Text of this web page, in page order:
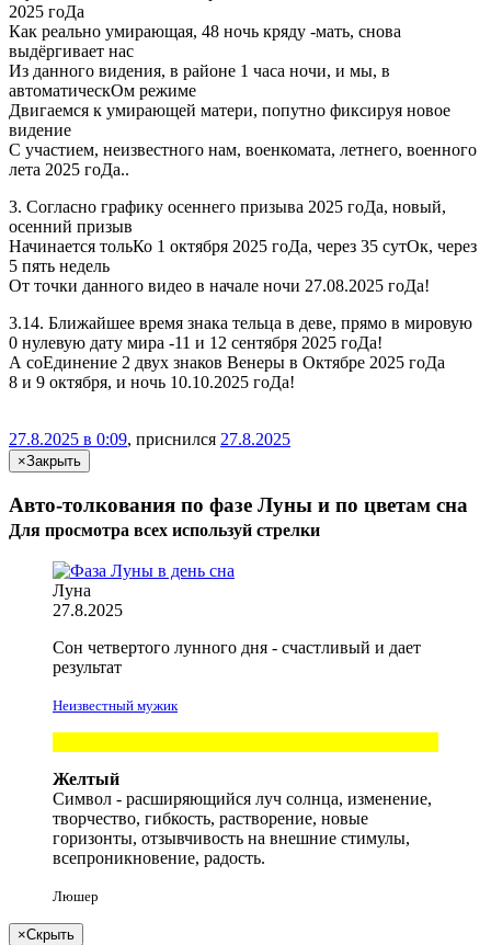
2025 гоДа
Как реально умирающая, 48 ночь кряду -мать, снова
выдёргивает нас
Из данного видения, в районе 1 часа ночи, и мы, в
автоматическОм режиме
Двигаемся к умирающей матери, попутно фиксируя новое
видение
С участием, неизвестного нам, военкомата, летнего, военного
лета 2025 гоДа..
3. Согласно графику осеннего призыва 2025 гоДа, новый,
осенний призыв
Начинается тольКо 1 октября 2025 гоДа, через 35 сутОк, через
5 пять недель
От точки данного видео в начале ночи 27.08.2025 гоДа!
3.14. Ближайшее время знака тельца в деве, прямо в мировую
0 нулевую дату мира -11 и 12 сентября 2025 гоДа!
А соЕдинение 2 двух знаков Венеры в Октябре 2025 гоДа
8 и 9 октября, и ночь 10.10.2025 гоДа!
27.8.2025 в 0:09, приснился 27.8.2025
×Закрыть
Авто-толкования по фазе Луны и по цветам сна
Для просмотра всех используй стрелки
Луна
27.8.2025
Сон четвертого лунного дня - счастливый и дает
результат
Неизвестный мужик
Желтый
Символ - расширяющийся луч солнца, изменение,
творчество, гибкость, растворение, новые
горизонты, отзывчивость на внешние стимулы,
всепроникновение, радость.
Люшер
×Скрыть